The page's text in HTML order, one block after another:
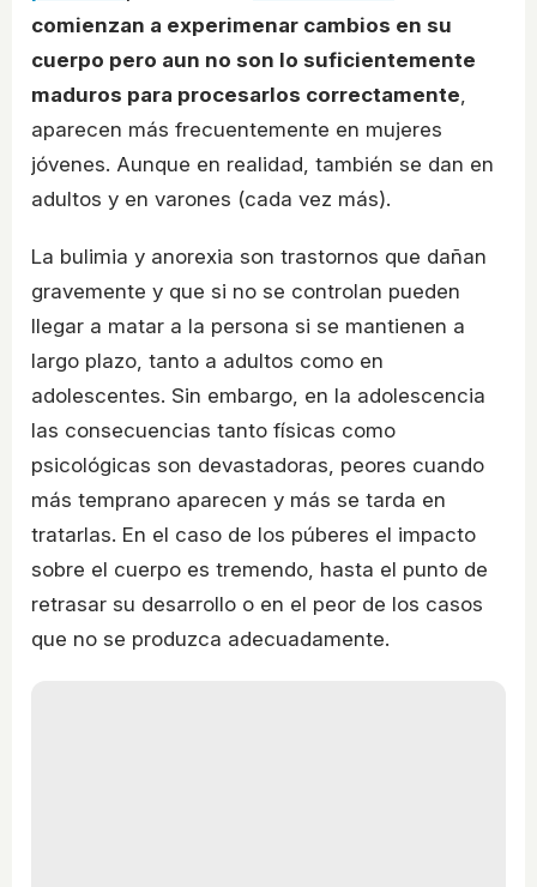
comienzan a experimenar cambios en su
cuerpo pero aun no son lo suficientemente
maduros para procesarlos correctamente,
aparecen más frecuentemente en mujeres
jóvenes. Aunque en realidad, también se dan en
adultos y en varones (cada vez más).
La bulimia y anorexia son trastornos que dañan
gravemente y que si no se controlan pueden
llegar a matar a la persona si se mantienen a
largo plazo, tanto a adultos como en
adolescentes. Sin embargo, en la adolescencia
las consecuencias tanto físicas como
psicológicas son devastadoras, peores cuando
más temprano aparecen y más se tarda en
tratarlas. En el caso de los púberes el impacto
sobre el cuerpo es tremendo, hasta el punto de
retrasar su desarrollo o en el peor de los casos
que no se produzca adecuadamente.